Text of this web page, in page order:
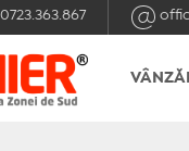
0723.363.867